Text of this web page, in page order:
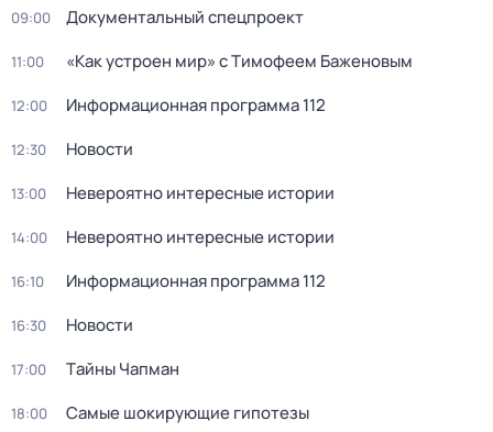
09:00 Документальный спецпроект
11:00 «Как устроен мир» с Тимофеем Баженовым
12:00 Информационная программа 112
12:30 Новости
13:00 Невероятно интересные истории
14:00 Невероятно интересные истории
16:10 Информационная программа 112
16:30 Новости
17:00 Тaйны Чапман
18:00 Самые шoкиpующие гипотезы